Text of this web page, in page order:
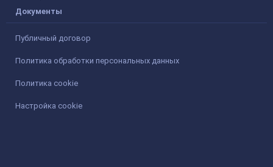
Документы
Публичный договор
Политика обработки персональных данных
Политика cookie
Настройка cookie